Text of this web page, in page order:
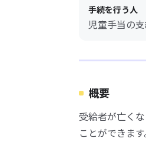
手続を行う人
児童手当の
概要
受給者が亡く
ことができます